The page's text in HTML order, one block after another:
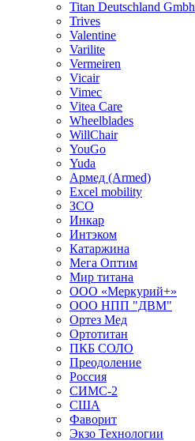
Titan Deutschland Gmbh
Trives
Valentine
Varilite
Vermeiren
Vicair
Vimec
Vitea Care
Wheelblades
WillChair
YouGo
Yuda
Армед (Armed)
Еxcel mobility
ЗСО
Инкар
Интэком
Катаржина
Мега Оптим
Мир титана
ООО «Меркурий+»
ООО НПП "ДВМ"
Ортез Мед
Ортотитан
ПКБ СОЛО
Преодоление
Россия
СИМС-2
США
Фаворит
Экзо Технологии